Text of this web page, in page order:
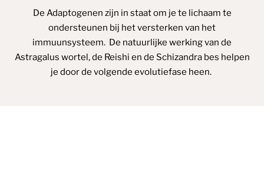
De Adaptogenen zijn in staat om je te lichaam te
ondersteunen bij het versterken van het
immuunsysteem. De natuurlijke werking van de
Astragalus wortel, de Reishi en de Schizandra bes helpen
je door de volgende evolutiefase heen.